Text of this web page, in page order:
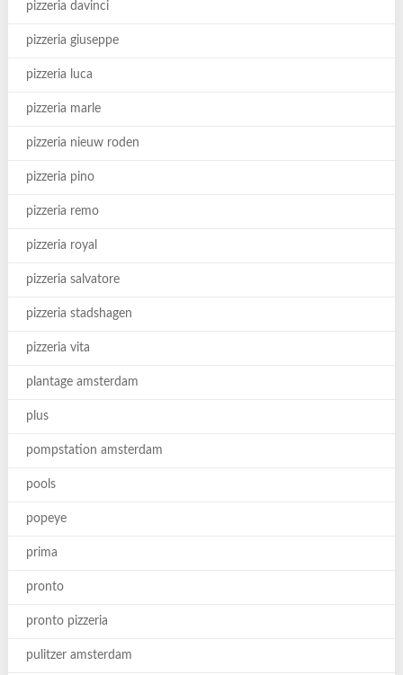
pizzeria davinci
pizzeria giuseppe
pizzeria luca
pizzeria marle
pizzeria nieuw roden
pizzeria pino
pizzeria remo
pizzeria royal
pizzeria salvatore
pizzeria stadshagen
pizzeria vita
plantage amsterdam
plus
pompstation amsterdam
pools
popeye
prima
pronto
pronto pizzeria
pulitzer amsterdam